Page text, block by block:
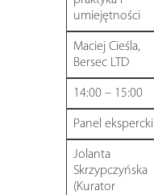
umiejętności
Maciej Cieśla,
Bersec LTD
14:00 – 15:00
Panel ekspercki
Jolanta
Skrzypczyńska
(Kurator